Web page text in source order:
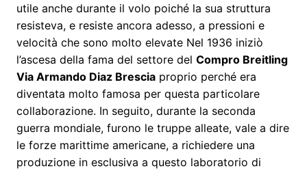
utile anche durante il volo poiché la sua struttura
resisteva, e resiste ancora adesso, a pressioni e
velocità che sono molto elevate Nel 1936 iniziò
l’ascesa della fama del settore del Compro Breitling
Via Armando Diaz Brescia proprio perché era
diventata molto famosa per questa particolare
collaborazione. In seguito, durante la seconda
guerra mondiale, furono le truppe alleate, vale a dire
le forze marittime americane, a richiedere una
produzione in esclusiva a questo laboratorio di